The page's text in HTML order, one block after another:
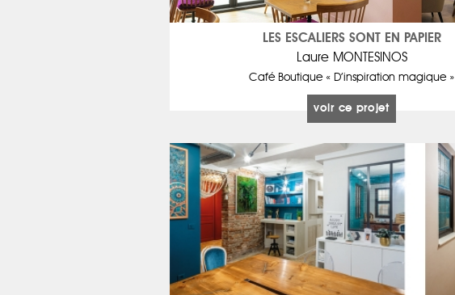
LES ESCALIERS SONT EN PAPIER
Laure MONTESINOS
Café Boutique « D’inspiration magique »
voir ce projet